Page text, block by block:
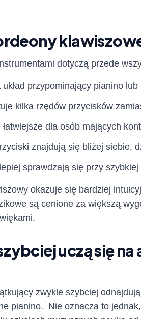
dotyczą przede
przypominający pianino lub
kilka rzędów przycisków
dla osób mających
znajdują się bliżej siebie,
sprawdzają się przy
okazuje się bardziej
są cenione za większą
uczą się
zwykle szybciej
pianino. Nie oznacza to